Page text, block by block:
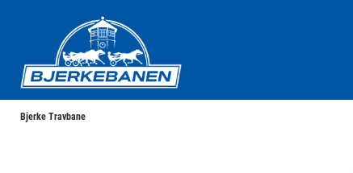
Bjerke Travbane